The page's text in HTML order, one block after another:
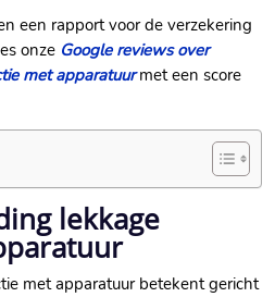
een rapport voor de verzekering
onze Google reviews over
met apparatuurmet een score
lekkage
met apparatuur betekent gericht